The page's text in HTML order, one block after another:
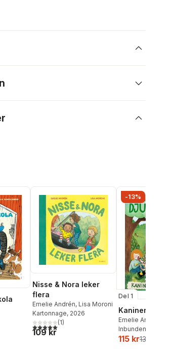
antal röster:
Nisse & Nora leker
flera
Emelie Andrén, Lisa Moroni
Kartonnage, 2026
5,0utav 5 stjärnor. Totalt antal röster:
(1)
109 kr
-13%
Del 1
Kaniner och
Emelie Andrén
Inbunden
115 kr132 kr